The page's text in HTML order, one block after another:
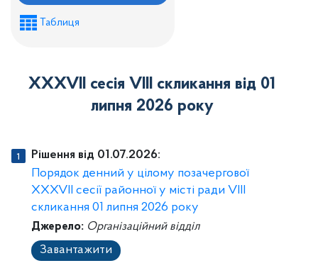
Рішення виконавчого комітету
Розпорядження районного голови
Проекти рішень районної ради
Проєкти рішень виконавчого комітету
Таблиця
XXXVII сесія VIII скликання від 01
липня 2026 року
Рішення від 01.07.2026:
Порядок денний у цілому позачергової
XXXVII ceciï районної у місті ради VIII
скликання 01 липня 2026 року
Джерело: Організаційний відділ
Завантажити